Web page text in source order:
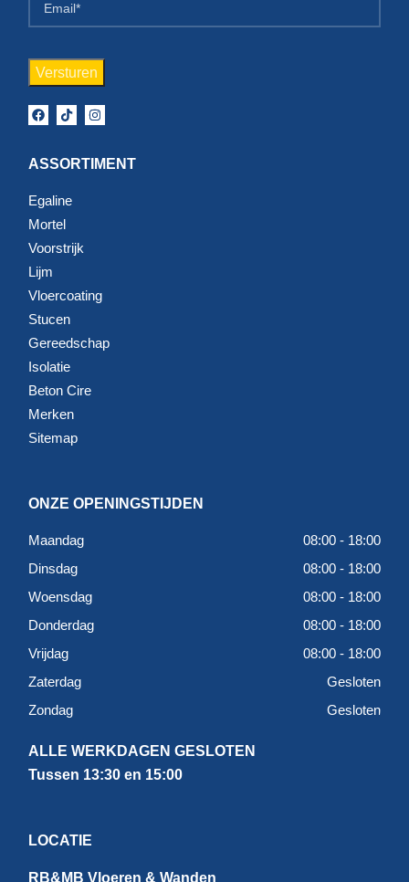
ASSORTIMENT
Egaline
Mortel
Voorstrijk
Lijm
Vloercoating
Stucen
Gereedschap
Isolatie
Beton Cire
Merken
Sitemap
ONZE OPENINGSTIJDEN
Maandag
08:00 - 18:00
Dinsdag
08:00 - 18:00
Woensdag
08:00 - 18:00
Donderdag
08:00 - 18:00
Vrijdag
08:00 - 18:00
Zaterdag
Gesloten
Zondag
Gesloten
ALLE WERKDAGEN GESLOTEN
Tussen 13:30 en 15:00
LOCATIE
RB&MB Vloeren & Wanden